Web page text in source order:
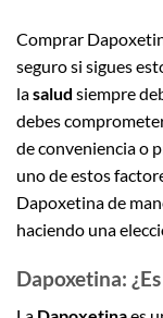
Comprar
seguro si sigues
lasalud siempre
debes
de conveniencia o
uno de estos
Dapoxetina de
haciendo una
Dapoxetina: